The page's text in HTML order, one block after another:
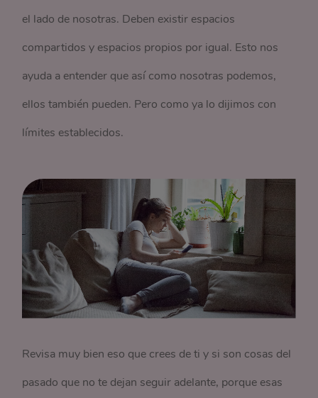
el lado de nosotras. Deben existir espacios
compartidos y espacios propios por igual. Esto nos
ayuda a entender que así como nosotras podemos,
ellos también pueden. Pero como ya lo dijimos con
límites establecidos.
Revisa muy bien eso que crees de ti y si son cosas del
pasado que no te dejan seguir adelante, porque esas